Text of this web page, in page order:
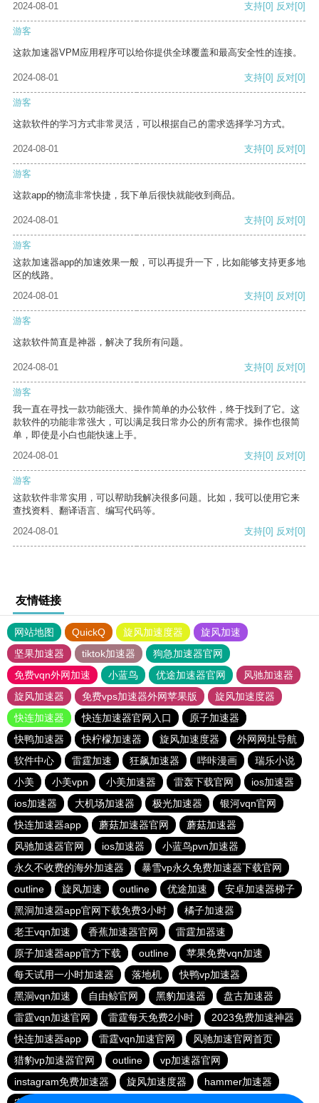
2024-08-01 支持[0] 反对[0]
游客
这款加速器VPM应用程序可以给你提供全球覆盖和最高安全性的连接。
2024-08-01 支持[0] 反对[0]
游客
这款软件的学习方式非常灵活，可以根据自己的需求选择学习方式。
2024-08-01 支持[0] 反对[0]
游客
这款app的物流非常快捷，我下单后很快就能收到商品。
2024-08-01 支持[0] 反对[0]
游客
这款加速器app的加速效果一般，可以再提升一下，比如能够支持更多地
区的线路。
2024-08-01
支持[0] 反对[0]
游客
这款软件简直是神器，解决了我所有问题。
2024-08-01 支持[0] 反对[0]
游客
我一直在寻找一款功能强大、操作简单的办公软件，终于找到了它。这
款软件的功能非常强大，可以满足我日常办公的所有需求。操作也很简
单，即使是小白也能快速上手。
2024-08-01
支持[0] 反对[0]
游客
这款软件非常实用，可以帮助我解决很多问题。比如，我可以使用它来
查找资料、翻译语言、编写代码等。
2024-08-01
支持[0] 反对[0]
友情链接
网站地图 QuickQ 旋风加速度器
旋风加速
坚果加速器
tiktok加速器
狗急加速器官网
免费vqn外网加速
小蓝鸟 优途加速器官网
风驰加速器
旋风加速器
免费vps加速器外网苹果版
旋风加速度器
快连加速器
快连加速器官网入口
原子加速器
快鸭加速器
快柠檬加速器 旋风加速度器
外网网址导航
软件中心
雷霆加速 狂飙加速器 哔咔漫画
瑞乐小说
小美
小美vpn 小美加速器 雷轰下载官网
ios加速器
ios加速器
大机场加速器 极光加速器
银河vqn官网
快连加速器app
蘑菇加速器官网
蘑菇加速器
风驰加速器官网
ios加速器
小蓝鸟pvn加速器
永久不收费的海外加速器
暴雪vp永久免费加速器下载官网
outline
旋风加速 outline 优途加速
安卓加速器梯子
黑洞加速器app官网下载免费3小时
橘子加速器
老王vqn加速
香蕉加速器官网
雷霆加器速
原子加速器app官方下载
outline
苹果免费vqn加速
每天试用一小时加速器
落地机
快鸭vp加速器
黑洞vqn加速
自由鲸官网 黑豹加速器
盘古加速器
雷霆vqn加速官网
雷霆每天免费2小时
2023免费加速神器
快连加速器app
雷霆vqn加速官网
风驰加速官网首页
猎豹vp加速器官网
outline
vp加速器官网
instagram免费加速器
旋风加速度器
hammer加速器